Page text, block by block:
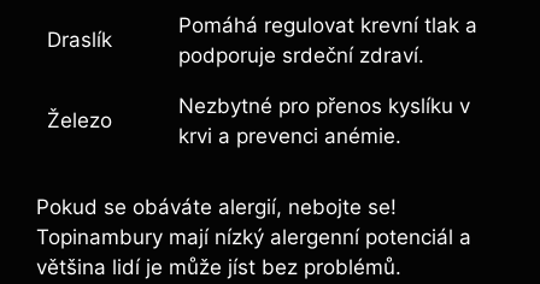
Draslík
Pomáhá regulovat krevní tlak a
podporuje srdeční zdraví.
Železo
Nezbytné pro přenos kyslíku v
krvi a prevenci anémie.
Pokud se obáváte alergií, nebojte se!
Topinambury mají nízký alergenní potenciál a
většina lidí je může jíst bez problémů.